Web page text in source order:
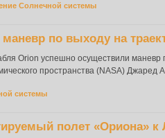
Солнечной системы
по выходу на
Orion успешно осуществили
пространства (NASA) Джаред
системы
полет «Ориона» к